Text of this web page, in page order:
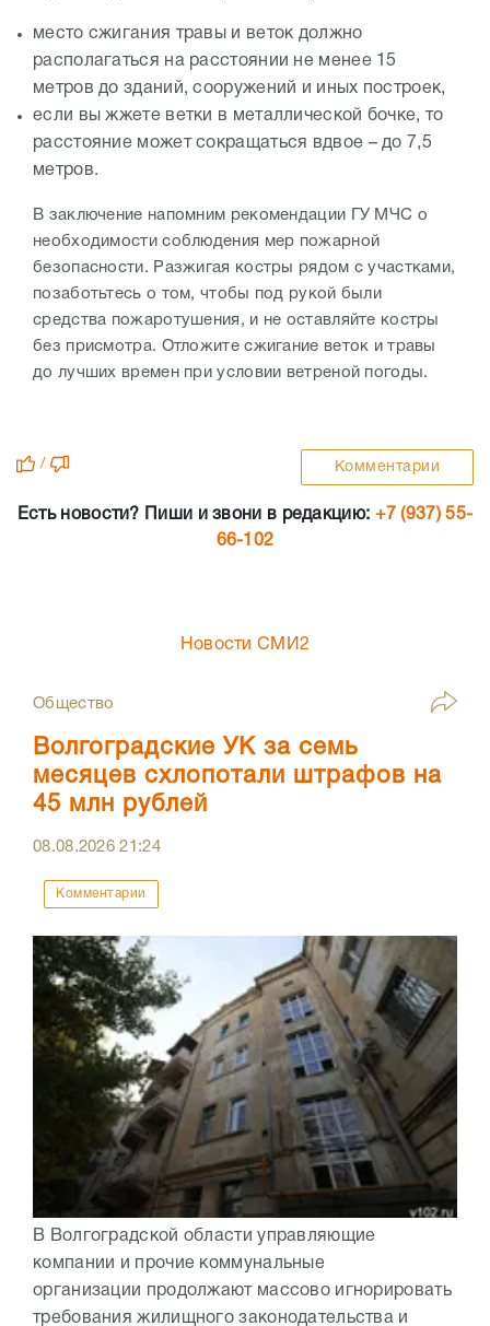
место сжигания травы и веток должно
располагаться на расстоянии не менее 15
метров до зданий, сооружений и иных построек,
если вы жжете ветки в металлической бочке, то
расстояние может сокращаться вдвое – до 7,5
метров.
В заключение напомним рекомендации ГУ МЧС о
необходимости соблюдения мер пожарной
безопасности. Разжигая костры рядом с участками,
позаботьтесь о том, чтобы под рукой были
средства пожаротушения, и не оставляйте костры
без присмотра. Отложите сжигание веток и травы
до лучших времен при условии ветреной погоды.
/ Комментарии
Есть новости? Пиши и звони в редакцию: +7 (937) 55-
66-102
Новости СМИ2
Общество
Волгоградские УК за семь
месяцев схлопотали штрафов на
45 млн рублей
08.08.202621:24
Комментарии
В Волгоградской области управляющие
компании и прочие коммунальные
организации продолжают массово игнорировать
требования жилищного законодательства и